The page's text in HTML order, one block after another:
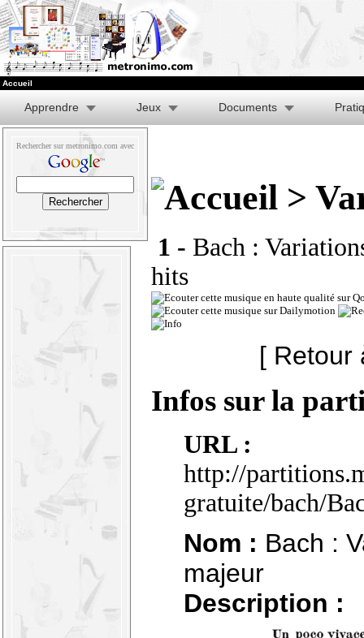
Accueil
Apprendre Jeux Documents
Rechercher sur metronimo.com avec
>
1 - Bach :
hits
[ Retour
Infos sur la
URL :
http://
gratuite/bach/
Nom : Bach :
majeur
Description :